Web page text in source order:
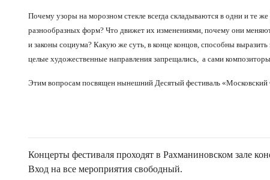
Почему узоры на морозном стекле всегда складываются в одни и те
разнообразных форм? Что движет их изменениями, почему они
и законы социума? Какую же суть, в конце концов, способны
целые художественные направления запрещались, а сами
Этим вопросам посвящен нынешний Десятый фестиваль
Концерты фестиваля проходят в Рахманиновском зале
Вход на все мероприятия свободный.